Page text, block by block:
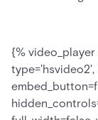
{%
type='hsvideo2',